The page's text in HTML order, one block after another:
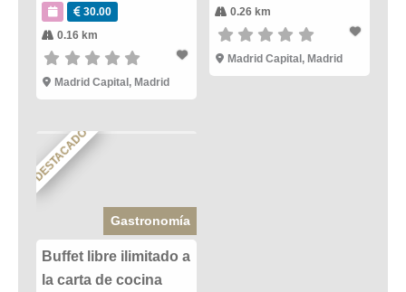
30.00
0.16 km
Madrid Capital, Madrid
0.26 km
Madrid Capital, Madrid
DESTACADO
Gastronomía
Buffet libre ilimitado a
la carta de cocina